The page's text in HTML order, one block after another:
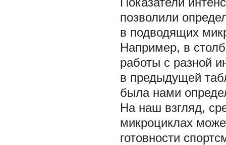
позволили
в подводящих
Например, в
работы с разной
в предыдущей
была нами
На наш взгляд,
микроциклах
готовности